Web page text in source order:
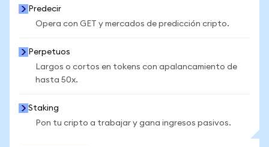
Predecir
Opera con GET y mercados de predicción cripto.
Perpetuos
Largos o cortos en tokens con apalancamiento de
hasta 50x.
Staking
Pon tu cripto a trabajar y gana ingresos pasivos.